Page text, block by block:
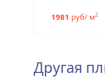
1981 руб/ м2
Другая